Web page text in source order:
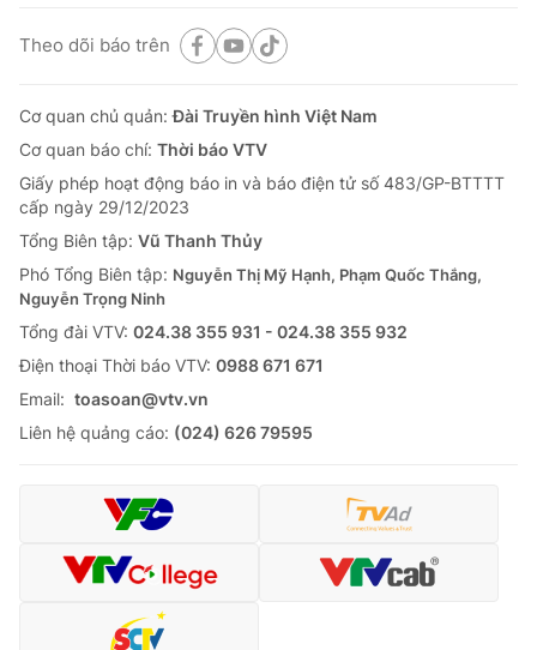
Theo dõi báo trên
Cơ quan chủ quản:Đài Truyền hình Việt Nam
Cơ quan báo chí: Thời báo VTV
Giấy phép hoạt động báo in và báo điện tử số 483/GP-BTTTT
cấp ngày 29/12/2023
Tổng Biên tập: Vũ Thanh Thủy
Phó Tổng Biên tập: Nguyễn Thị Mỹ Hạnh, Phạm Quốc Thắng,
Nguyễn Trọng Ninh
Tổng đài VTV: 024.38 355 931 - 024.38 355 932
Ðiện thoại Thời báo VTV: 0988 671 671
Email: toasoan@vtv.vn
Liên hệ quảng cáo: (024) 626 79595